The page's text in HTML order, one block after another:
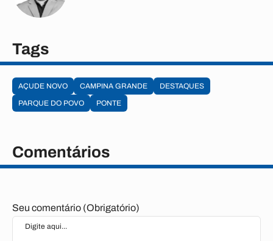
Tags
AÇUDE NOVO CAMPINA GRANDE
DESTAQUES
PARQUE DO POVO
PONTE
Comentários
Seu comentário (Obrigatório)